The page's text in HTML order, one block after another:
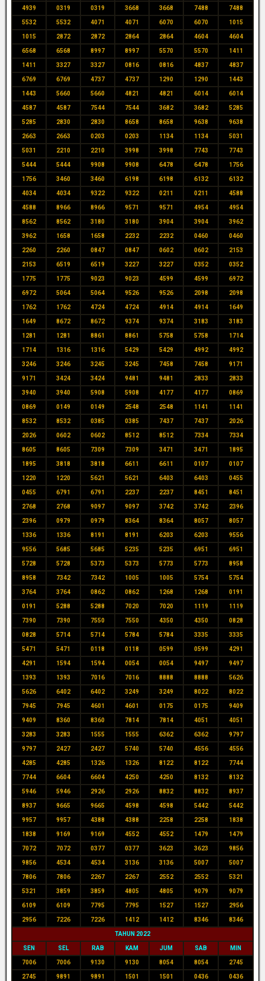
4939 0319 0319 3668 3668 7488 7488
5532 5532 4071 4071 6070 6070 1015
1015 2872 2872 2864 2864 4604 4604
6568 6568 8997 8997 5570 5570 1411
1411 3327 3327 0816 0816 4837 4837
6769 6769 4737 4737 1290 1290 1443
1443 5660 5660 4821 4821 6014 6014
4587 4587 7544 7544 3682 3682 5285
5285 2830 2830 8658 8658 9638 9638
2663 2663 0203 0203 1134 1134 5031
5031 2210 2210 3998 3998 7743 7743
5444 5444 9908 9908 6478 6478 1756
1756 3460 3460 6198 6198 6132 6132
4034 4034 9322 9322 0211 0211 4588
4588 8966 8966 9571 9571 4954 4954
8562 8562 3180 3180 3904 3904 3962
3962 1658 1658 2232 2232 0460 0460
2260 2260 0847 0847 0602 0602 2153
2153 6519 6519 3227 3227 0352 0352
1775 1775 9023 9023 4599 4599 6972
6972 5064 5064 9526 9526 2098 2098
1762 1762 4724 4724 4914 4914 1649
1649 8672 8672 9374 9374 3183 3183
1281 1281 8861 8861 5758 5758 1714
1714 1316 1316 5429 5429 4992 4992
3246 3246 3245 3245 7458 7458 9171
9171 3424 3424 9481 9481 2833 2833
3940 3940 5908 5908 4177 4177 0869
0869 0149 0149 2548 2548 1141 1141
8532 8532 0385 0385 7437 7437 2026
2026 0602 0602 8512 8512 7334 7334
8605 8605 7309 7309 3471 3471 1895
1895 3818 3818 6611 6611 0107 0107
1220 1220 5621 5621 6403 6403 0455
0455 6791 6791 2237 2237 8451 8451
2768 2768 9097 9097 3742 3742 2396
2396 0979 0979 8364 8364 8057 8057
1336 1336 8191 8191 6203 6203 9556
9556 5685 5685 5235 5235 6951 6951
5728 5728 5373 5373 5773 5773 8958
8958 7342 7342 1005 1005 5754 5754
3764 3764 0862 0862 1268 1268 0191
0191 5288 5288 7020 7020 1119 1119
7390 7390 7550 7550 4350 4350 0828
0828 5714 5714 5784 5784 3335 3335
5471 5471 0118 0118 0599 0599 4291
4291 1594 1594 0054 0054 9497 9497
1393 1393 7016 7016 8888 8888 5626
5626 6402 6402 3249 3249 8022 8022
7945 7945 4601 4601 0175 0175 9409
9409 8360 8360 7814 7814 4051 4051
3283 3283 1555 1555 6362 6362 9797
9797 2427 2427 5740 5740 4556 4556
4285 4285 1326 1326 8122 8122 7744
7744 6604 6604 4250 4250 8132 8132
5946 5946 2926 2926 8832 8832 8937
8937 9665 9665 4598 4598 5442 5442
9957 9957 4388 4388 2258 2258 1838
1838 9169 9169 4552 4552 1479 1479
7072 7072 0377 0377 3623 3623 9856
9856 4534 4534 3136 3136 5007 5007
7806 7806 2267 2267 2552 2552 5321
5321 3859 3859 4805 4805 9079 9079
6109 6109 7795 7795 1527 1527 2956
2956 7226 7226 1412 1412 8346 8346
TAHUN 2022
SEN SEL RAB KAM JUM SAB MIN
7006 7006 9130 9130 8054 8054 2745
2745 9891 9891 1501 1501 0436 0436